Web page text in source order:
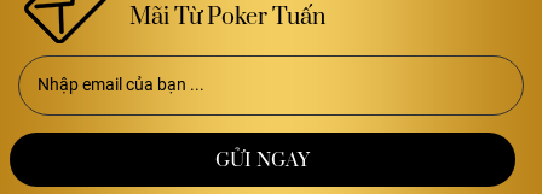
Mãi Từ Poker Tuấn